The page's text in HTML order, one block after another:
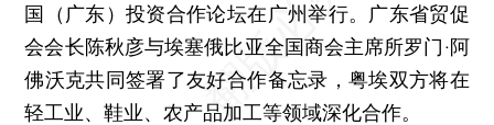
国（广东）投资合作论坛在广州举行。广东省贸促
会会长陈秋彦与埃塞俄比亚全国商会主席所罗门·阿
佛沃克共同签署了友好合作备忘录，粤埃双方将在
轻工业、鞋业、农产品加工等领域深化合作。